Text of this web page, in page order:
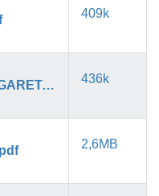
409k
COTUMBEANU MARGARETA.pdf 436k
2,6MB